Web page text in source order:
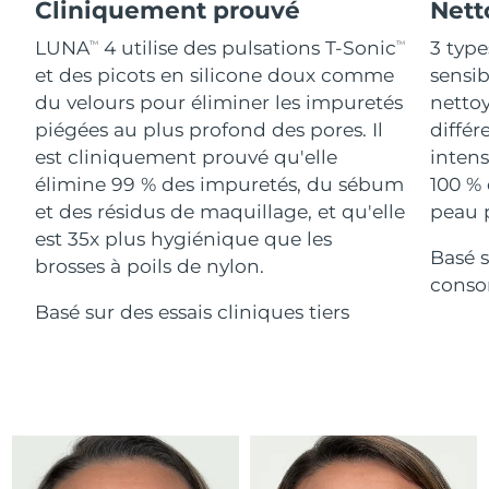
Cliniquement prouvé
LUNATM 4 utilise des pulsations T-SonicTM
et des picots en silicone doux comme
du velours pour éliminer les impuretés
piégées au plus profond des pores. Il
est cliniquement prouvé qu'elle
élimine 99 % des impuretés, du sébum
et des résidus de maquillage, et qu'elle
est 35x plus hygiénique que les
brosses à poils de nylon.
Basé sur des essais cliniques tiers
3
100
peau
Basé
For healthy hair
18% PAP
Acheter tout
FOREO APP
À PROPROS
Israël
Italie Livraison estimée 8/9/26
Japon Livraison estimée 8/12/26
Jersey Livraison estimée8/14/26
Kazakhstan Livraison estimée
8/9/26
Lituanie Livraison estimée8/9/26